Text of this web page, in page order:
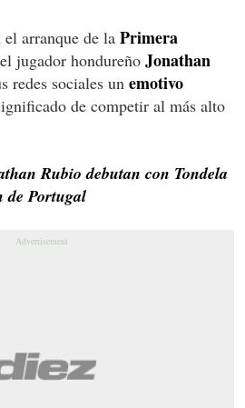
el arranque de la Primera
jugador hondureño Jonathan
redes sociales un emotivo
de competir al más alto
Rubio debutan con Tondela
de Portugal